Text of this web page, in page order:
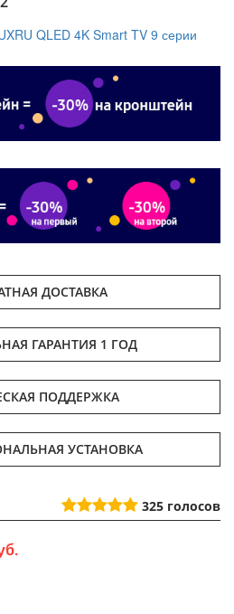
ДОСТАВКА
ГАРАНТИЯ 1 ГОД
ПОДДЕРЖКА
УСТАНОВКА
325 голосов